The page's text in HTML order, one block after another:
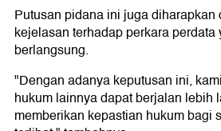
Putusan pidana ini juga diharapkan
kejelasan terhadap perkara perdata
berlangsung.
"Dengan adanya keputusan ini,
hukum lainnya dapat berjalan lebih
memberikan kepastian hukum bagi